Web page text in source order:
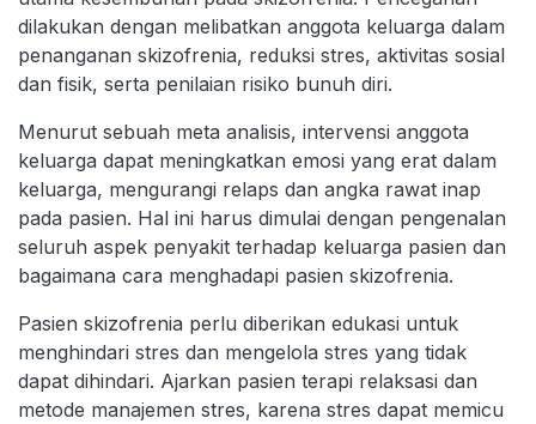
dilakukan dengan melibatkan anggota keluarga dalam
penanganan skizofrenia, reduksi stres, aktivitas sosial
dan fisik, serta penilaian risiko bunuh diri.
Menurut sebuah meta analisis, intervensi anggota
keluarga dapat meningkatkan emosi yang erat dalam
keluarga, mengurangi relaps dan angka rawat inap
pada pasien. Hal ini harus dimulai dengan pengenalan
seluruh aspek penyakit terhadap keluarga pasien dan
bagaimana cara menghadapi pasien skizofrenia.
Pasien skizofrenia perlu diberikan edukasi untuk
menghindari stres dan mengelola stres yang tidak
dapat dihindari. Ajarkan pasien terapi relaksasi dan
metode manajemen stres, karena stres dapat memicu